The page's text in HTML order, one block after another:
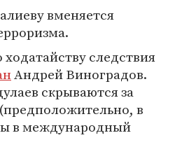
вменяется
следствия
Андрей Виноградов.
скрываются за
в
в международный